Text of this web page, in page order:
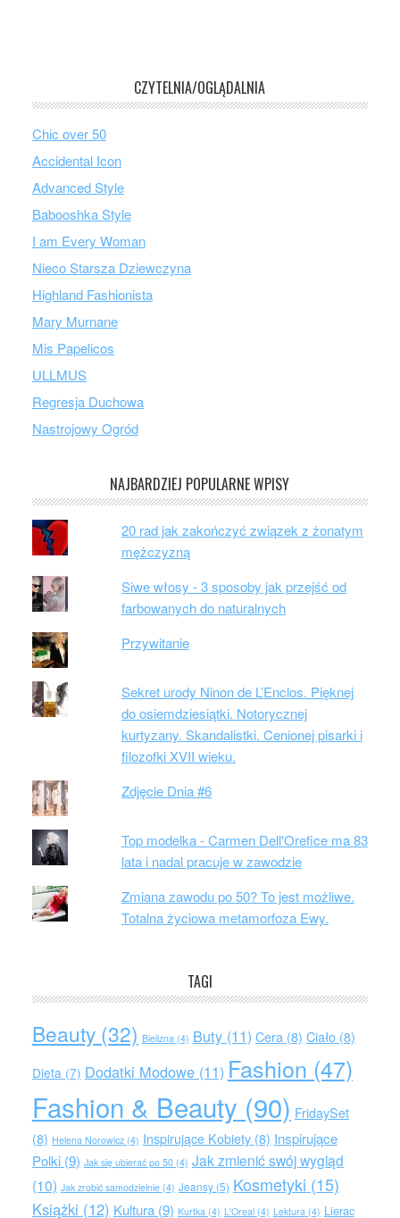
CZYTELNIA/OGLĄDALNIA
Chic over 50
Accidental Icon
Advanced Style
Babooshka Style
I am Every Woman
Nieco Starsza Dziewczyna
Highland Fashionista
Mary Murnane
Mis Papelicos
ULLMUS
Regresja Duchowa
Nastrojowy Ogród
NAJBARDZIEJ POPULARNE WPISY
20 rad jak zakończyć związek z żonatym
mężczyzną
Siwe włosy - 3 sposoby jak przejść od
farbowanych do naturalnych
Przywitanie
Sekret urody Ninon de L’Enclos. Pięknej
do osiemdziesiątki. Notorycznej
kurtyzany. Skandalistki. Cenionej pisarki i
filozofki XVII wieku.
Zdjęcie Dnia #6
Top modelka - Carmen Dell'Orefice ma 83
lata i nadal pracuje w zawodzie
Zmiana zawodu po 50? To jest możliwe.
Totalna życiowa metamorfoza Ewy.
TAGI
Beauty(32) Bielizna(4) Buty(11) Cera(8) Ciało(8)
Dieta(7) Dodatki Modowe(11) Fashion (47)
Fashion & Beauty (90) FridaySet
(8) Helena Norowicz(4) Inspirujące Kobiety(8) Inspirujące
Polki(9) Jak się ubierać po 50(4) Jak zmienić swój wygląd
(10) Jak zrobić samodzielnie(4) Jeansy(5) Kosmetyki (15)
Książki (12) Kultura(9) Kurtka(4) L'Oreal(4) Lektura(4) Lierac